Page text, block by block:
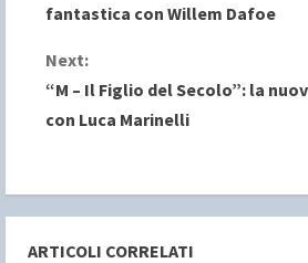
n
t
n
u
fantastica con Willem Dafoe
Next:
“M – Il Figlio del Secolo”: la
con Luca Marinelli
ARTICOLI CORRELATI